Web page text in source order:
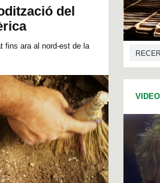
del
fins ara al nord-est de la